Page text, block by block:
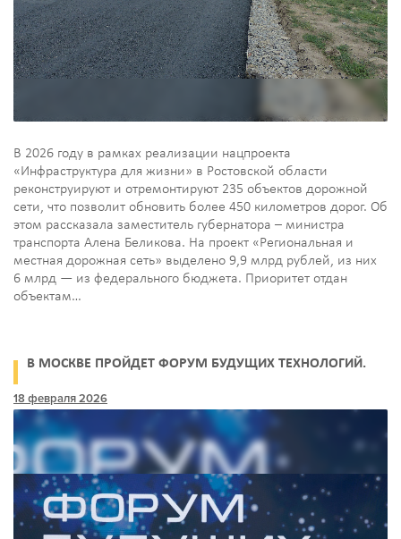
В 2026 году в рамках реализации нацпроекта
«Инфраструктура для жизни» в Ростовской области
реконструируют и отремонтируют 235 объектов дорожной
сети, что позволит обновить более 450 километров дорог. Об
этом рассказала заместитель губернатора – министра
транспорта Алена Беликова. На проект «Региональная и
местная дорожная сеть» выделено 9,9 млрд рублей, из них
6 млрд — из федерального бюджета. Приоритет отдан
объектам…
В МОСКВЕ ПРОЙДЕТ ФОРУМ БУДУЩИХ ТЕХНОЛОГИЙ.
18 февраля 2026